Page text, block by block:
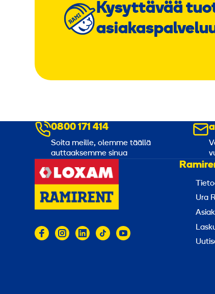
Kysyttävää
0800 171 414
Soita meille, olemme täällä
auttaaksemme sinua
Ura